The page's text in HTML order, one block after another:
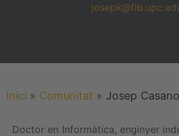
Inici » Comunitat » Josep
Doctor en Informàtica, enginyer